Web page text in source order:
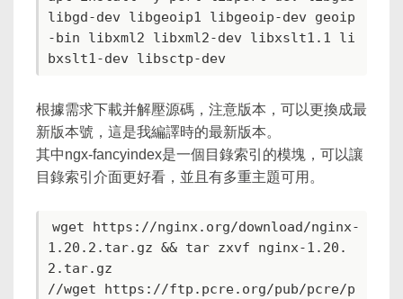
libgd-dev libgeoip1 libgeoip-dev geoip
-bin libxml2 libxml2-dev libxslt1.1 li
根據需求下載并解壓源碼，注意版本，可以更換成最
新版本號，這是我編譯時的最新版本。
其中ngx-fancyindex是一個目錄索引的模塊，可以讓
目錄索引介面更好看，並且有多重主題可用。
wget https://nginx.org/download/nginx-
1.20.2.tar.gz && tar zxvf nginx-1.20.
2.tar.gz
//wget https://ftp.pcre.org/pub/pcre/p